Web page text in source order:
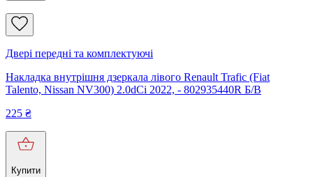
Двері передні та комплектуючі
Накладка внутрішня дзеркала лівого Renault Trafic (Fiat
Talento, Nissan NV300) 2.0dCi 2022, - 802935440R Б/В
225 ₴
Купити